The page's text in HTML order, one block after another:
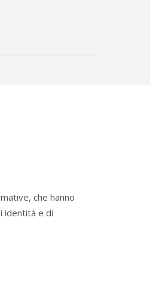
che hanno
identità e di